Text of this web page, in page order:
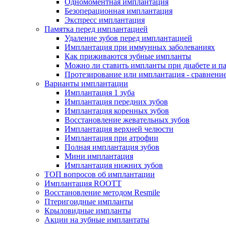
Одномоментная имплантация
Безоперационная имплантация
Экспресс имплантация
Памятка перед имплантацией
Удаление зубов перед имплантацией
Имплантация при иммунных заболеваниях
Как приживаются зубные импланты
Можно ли ставить импланты при диабете и
Протезирование или имплантация -
Варианты имплантации
Имплантация 1 зуба
Имплантация передних зубов
Имплантация коренных зубов
Восстановление жевательных зубов
Имплантация верхней челюсти
Имплантация при атрофии
Полная имплантация зубов
Мини имплантация
Имплантация нижних зубов
ТОП вопросов об имплантации
Имплантация ROOTT
Восстановление методом Resmile
Птеригоидные импланты
Крыловидные импланты
Акции на зубные имплантаты